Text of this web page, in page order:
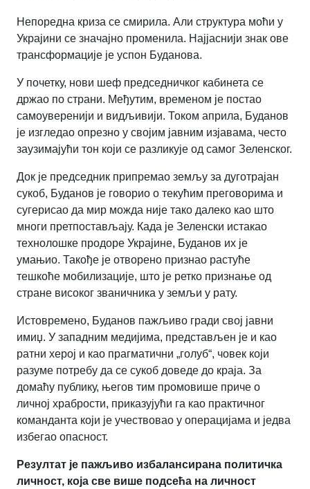
Непоредна криза се смирила. Али структура моћи у
Украјини се значајно променила. Најјаснији знак ове
трансформације је успон Буданова.
У почетку, нови шеф председничког кабинета се
држао по страни. Међутим, временом је постао
самоуверенији и видљивији. Током априла, Буданов
је изгледао опрезно у својим јавним изјавама, често
заузимајући тон који се разликује од самог Зеленског.
Док је председник припремао земљу за дуготрајан
сукоб, Буданов је говорио о текућим преговорима и
сугерисао да мир можда није тако далеко као што
многи претпостављају. Када је Зеленски истакао
технолошке продоре Украјине, Буданов их је
умањио. Такође је отворено признао растуће
тешкоће мобилизације, што је ретко признање од
стране високог званичника у земљи у рату.
Истовремено, Буданов пажљиво гради свој јавни
имиџ. У западним медијима, представљен је и као
ратни херој и као прагматични „голуб“, човек који
разуме потребу да се сукоб доведе до краја. За
домаћу публику, његов тим промовише приче о
личној храбрости, приказујући га као практичног
команданта који је учествовао у операцијама и једва
избегао опасност.
Резултат је пажљиво избалансирана политичка
личност, која све више подсећа на личност